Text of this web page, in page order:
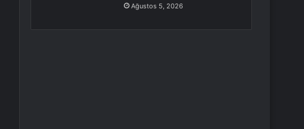
Ağustos 5, 2026